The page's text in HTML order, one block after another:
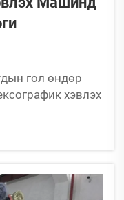
гол өндөр
хэвлэх
үйлдвэрлэлд
нь их
илүүд